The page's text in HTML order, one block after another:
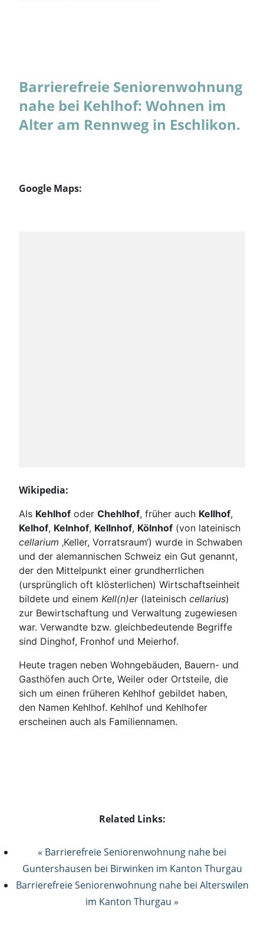
Barrierefreie Seniorenwohnung
nahe bei Kehlhof: Wohnen im
Alter am Rennweg in Eschlikon.
Google Maps:
Wikipedia:
Als Kehlhof oder Chehlhof, früher auch Kellhof,
Kelhof, Kelnhof, Kellnhof, Kölnhof (von lateinisch
cellarium ‚Keller, Vorratsraum‘) wurde in Schwaben
und der alemannischen Schweiz ein Gut genannt,
der den Mittelpunkt einer grundherrlichen
(ursprünglich oft klösterlichen) Wirtschaftseinheit
bildete und einem Kell(n)er(lateinisch cellarius)
zur Bewirtschaftung und Verwaltung zugewiesen
war. Verwandte bzw. gleichbedeutende Begriffe
sind Dinghof, Fronhof und Meierhof.
Heute tragen neben Wohngebäuden, Bauern- und
Gasthöfen auch Orte, Weiler oder Ortsteile, die
sich um einen früheren Kehlhof gebildet haben,
den Namen Kehlhof. Kehlhof und Kehlhofer
erscheinen auch als Familiennamen.
Related Links:
« Barrierefreie Seniorenwohnung nahe bei
Guntershausen bei Birwinken im Kanton Thurgau
Barrierefreie Seniorenwohnung nahe bei Alterswilen
im Kanton Thurgau »